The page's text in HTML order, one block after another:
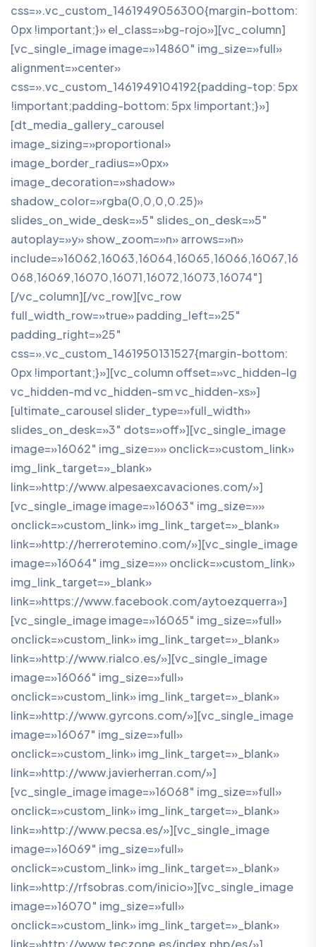
css=».vc_custom_1461949056300{margin-bottom:
0px !important;}» el_class=»bg-rojo»][vc_column]
[vc_single_image image=»14860″ img_size=»full»
alignment=»center»
css=».vc_custom_1461949104192{padding-top: 5px
!important;padding-bottom: 5px !important;}»]
[dt_media_gallery_carousel
image_sizing=»proportional»
image_border_radius=»0px»
image_decoration=»shadow»
shadow_color=»rgba(0,0,0,0.25)»
slides_on_wide_desk=»5″ slides_on_desk=»5″
autoplay=»y» show_zoom=»n» arrows=»n»
include=»16062,16063,16064,16065,16066,16067,16
068,16069,16070,16071,16072,16073,16074″]
[/vc_column][/vc_row][vc_row
full_width_row=»true» padding_left=»25″
padding_right=»25″
css=».vc_custom_1461950131527{margin-bottom:
0px !important;}»][vc_column offset=»vc_hidden-lg
vc_hidden-md vc_hidden-sm vc_hidden-xs»]
[ultimate_carousel slider_type=»full_width»
slides_on_desk=»3″ dots=»off»][vc_single_image
image=»16062″ img_size=»» onclick=»custom_link»
img_link_target=»_blank»
link=»http://www.alpesaexcavaciones.com/»]
[vc_single_image image=»16063″ img_size=»»
onclick=»custom_link» img_link_target=»_blank»
link=»http://herrerotemino.com/»][vc_single_image
image=»16064″ img_size=»» onclick=»custom_link»
img_link_target=»_blank»
link=»https://www.facebook.com/aytoezquerra»]
[vc_single_image image=»16065″ img_size=»full»
onclick=»custom_link» img_link_target=»_blank»
link=»http://www.rialco.es/»][vc_single_image
image=»16066″ img_size=»full»
onclick=»custom_link» img_link_target=»_blank»
link=»http://www.gyrcons.com/»][vc_single_image
image=»16067″ img_size=»full»
onclick=»custom_link» img_link_target=»_blank»
link=»http://www.javierherran.com/»]
[vc_single_image image=»16068″ img_size=»full»
onclick=»custom_link» img_link_target=»_blank»
link=»http://www.pecsa.es/»][vc_single_image
image=»16069″ img_size=»full»
onclick=»custom_link» img_link_target=»_blank»
link=»http://rfsobras.com/inicio»][vc_single_image
image=»16070″ img_size=»full»
onclick=»custom_link» img_link_target=»_blank»
link=»http://www.teczone.es/index.php/es/»]